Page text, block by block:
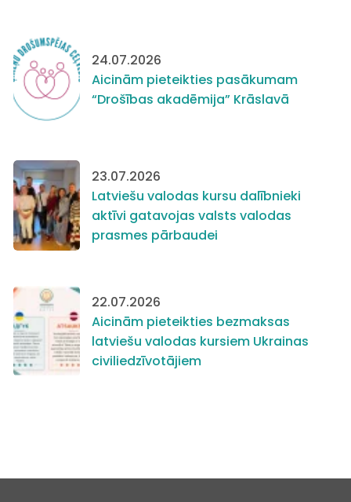
24.07.2026
Aicinām pieteikties pasākumam
“Drošības akadēmija” Krāslavā
23.07.2026
Latviešu valodas kursu dalībnieki
aktīvi gatavojas valsts valodas
prasmes pārbaudei
22.07.2026
Aicinām pieteikties bezmaksas
latviešu valodas kursiem Ukrainas
civiliedzīvotājiem